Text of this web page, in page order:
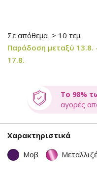
Σε απόθεμα > 10 τεμ.
Παράδοση μεταξύ 13.8.
17.8.
Το 98%
αγορές
Χαρακτηριστικά
Μοβ Μεταλλιζέ